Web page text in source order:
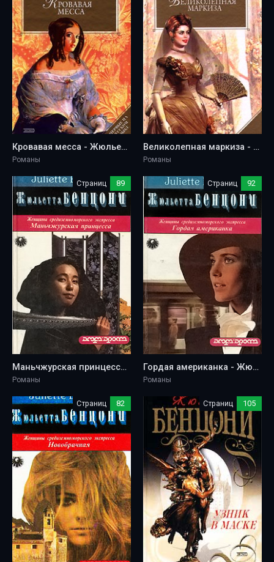
Кровавая месса - Жюльетта Бенцони
Романы
Великолепная маркиза - Жюльетта Бенцони
Романы
Страниц 89
Маньчжурская принцесса - Жюльетта Бенцони
Романы
Страниц 92
Гордая американка - Жюльетта Бенцони
Романы
Страниц 82 Страниц 105